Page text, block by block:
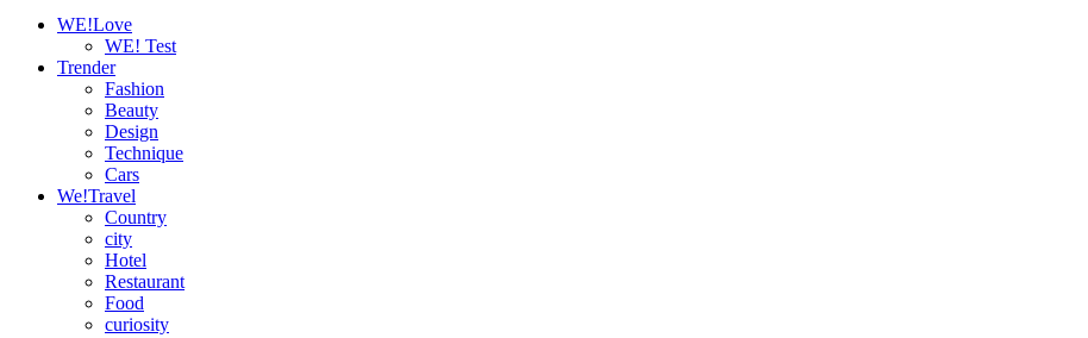
WE!Love
WE! Test
Trender
Fashion
Beauty
Design
Technique
Cars
We!Travel
Country
city
Hotel
Restaurant
Food
curiosity